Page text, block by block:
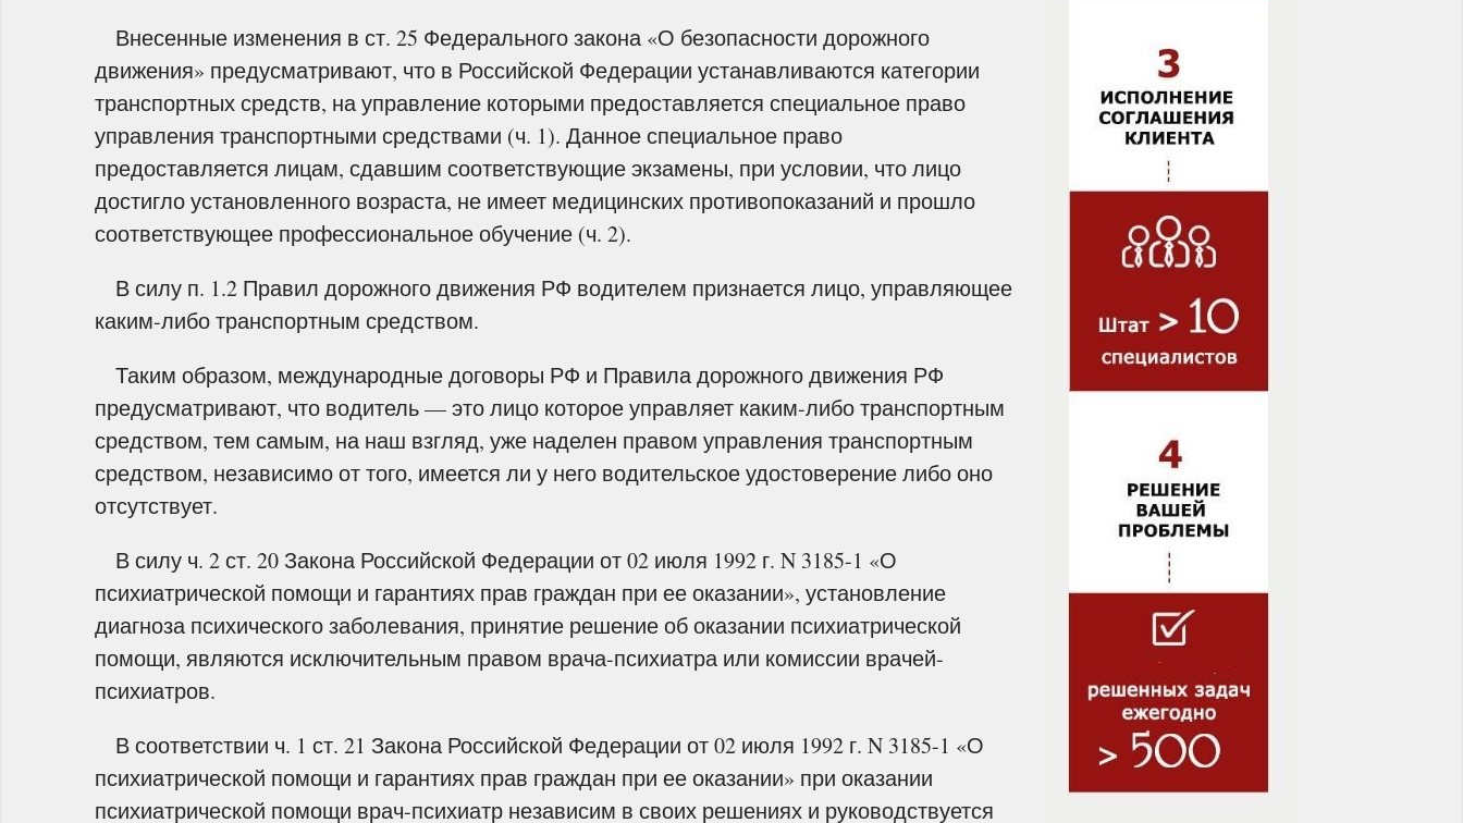
Внесенные изменения в ст. 25 Федерального закона «О безопасности дорожного
движения» предусматривают, что в Российской Федерации устанавливаются категории
транспортных средств, на управление которыми предоставляется специальное право
управления транспортными средствами (ч. 1). Данное специальное право
предоставляется лицам, сдавшим соответствующие экзамены, при условии, что лицо
достигло установленного возраста, не имеет медицинских противопоказаний и прошло
соответствующее профессиональное обучение (ч. 2).
В силу п. 1.2 Правил дорожного движения РФ водителем признается лицо, управляющее
каким-либо транспортным средством.
Таким образом, международные договоры РФ и Правила дорожного движения РФ
предусматривают, что водитель — это лицо которое управляет каким-либо транспортным
средством, тем самым, на наш взгляд, уже наделен правом управления транспортным
средством, независимо от того, имеется ли у него водительское удостоверение либо оно
отсутствует.
В силу ч. 2 ст. 20 Закона Российской Федерации от 02 июля 1992 г. N 3185-1 «О
психиатрической помощи и гарантиях прав граждан при ее оказании», установление
диагноза психического заболевания, принятие решение об оказании психиатрической
помощи, являются исключительным правом врача-психиатра или комиссии врачей-
психиатров.
В соответствии ч. 1 ст. 21 Закона Российской Федерации от 02 июля 1992 г. N 3185-1 «О
психиатрической помощи и гарантиях прав граждан при ее оказании» при оказании
психиатрической помощи врач-психиатр независим в своих решениях и руководствуется